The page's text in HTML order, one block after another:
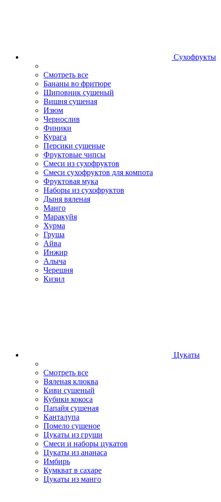
Сухофрукты
Смотреть все
Бананы во фритюре
Шиповник сушеный
Вишня сушеная
Изюм
Чернослив
Финики
Курага
Персики сушеные
Фруктовые чипсы
Смеси из сухофруктов
Смеси сухофруктов для компота
Фруктовая мука
Наборы из сухофруктов
Дыня вяленая
Манго
Маракуйя
Хурма
Груша
Айва
Инжир
Алыча
Черешня
Кизил
Цукаты
Смотреть все
Вяленая клюква
Киви сушеный
Кубики кокоса
Папайя сушеная
Канталупа
Помело сушеное
Цукаты из груши
Смеси и наборы цукатов
Цукаты из ананаса
Имбирь
Кумкват в сахаре
Цукаты из манго